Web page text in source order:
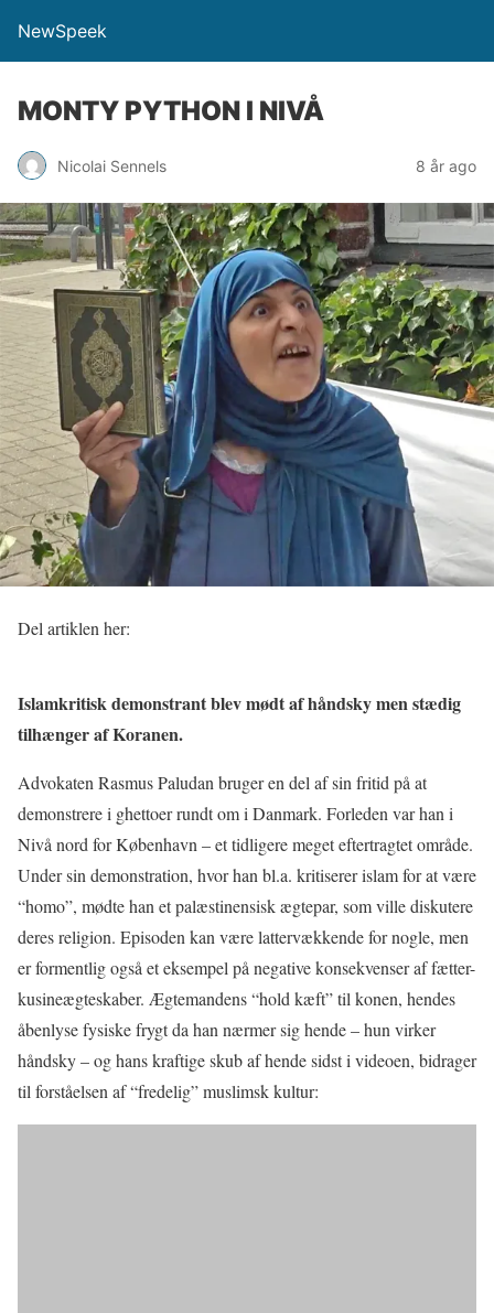
NewSpeek
MONTY PYTHON I NIVÅ
Nicolai Sennels 8 år ago
Del artiklen her:
Islamkritisk demonstrant blev mødt af håndsky men stædig
tilhænger af Koranen.
Advokaten Rasmus Paludan bruger en del af sin fritid på at
demonstrere i ghettoer rundt om i Danmark. Forleden var han i
Nivå nord for København – et tidligere meget eftertragtet område.
Under sin demonstration, hvor han bl.a. kritiserer islam for at være
“homo”, mødte han et palæstinensisk ægtepar, som ville diskutere
deres religion. Episoden kan være lattervækkende for nogle, men
er formentlig også et eksempel på negative konsekvenser af fætter-
kusineægteskaber. Ægtemandens “hold kæft” til konen, hendes
åbenlyse fysiske frygt da han nærmer sig hende – hun virker
håndsky – og hans kraftige skub af hende sidst i videoen, bidrager
til forståelsen af “fredelig” muslimsk kultur: